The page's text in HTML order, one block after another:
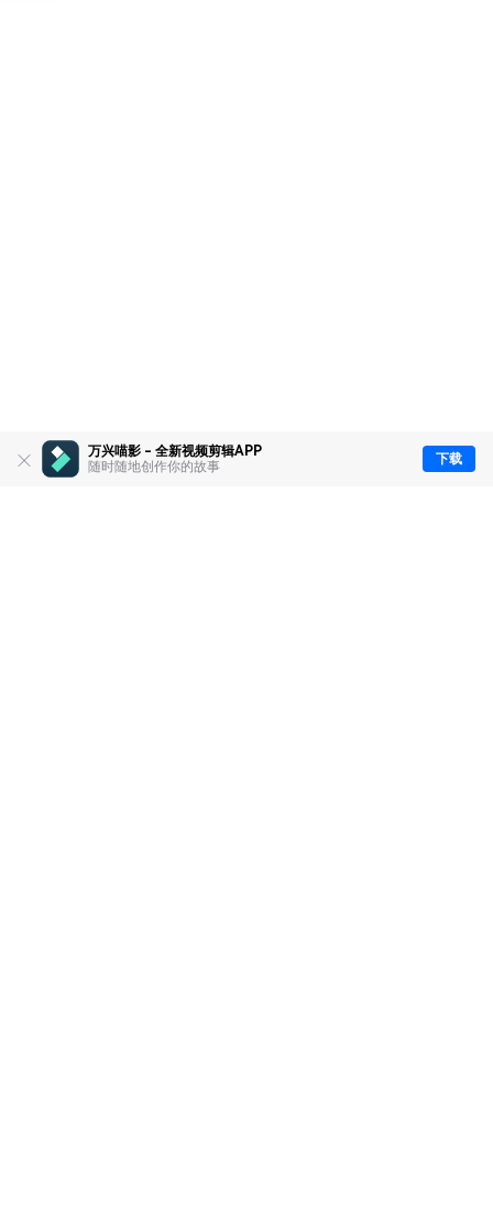
万兴喵影 - 全新视频剪辑APP
随时随地创作你的故事
下载